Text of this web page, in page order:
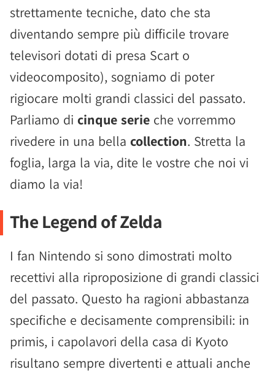
strettamente tecniche, dato che sta
diventando sempre più difficile trovare
televisori dotati di presa Scart o
videocomposito), sogniamo di poter
rigiocare molti grandi classici del passato.
Parliamo di cinque serie che vorremmo
rivedere in una bella collection. Stretta la
foglia, larga la via, dite le vostre che noi vi
diamo la via!
The Legend of Zelda
I fan Nintendo si sono dimostrati molto
recettivi alla riproposizione di grandi classici
del passato. Questo ha ragioni abbastanza
specifiche e decisamente comprensibili: in
primis, i capolavori della casa di Kyoto
risultano sempre divertenti e attuali anche